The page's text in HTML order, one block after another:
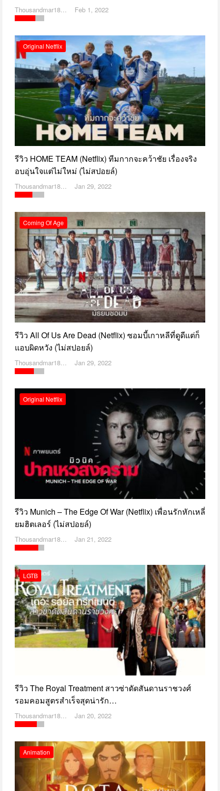
Thousandmar1869 Feb 1, 2022
Original Netflix
รีวิว HOME TEAM (Netflix) ทีมกากจะคว้าชัย เรื่องจริง
อบอุ่นใจแต่ไม่ใหม่ (ไม่สปอยล์)
Thousandmar1869 Jan 29, 2022
Coming Of Age
รีวิว All Of Us Are Dead (Netflix) ซอมบี้เกาหลีที่ดูดีแต่ก็
แอบผิดหวัง (ไม่สปอยล์)
Thousandmar1869 Jan 29, 2022
Original Netflix
รีวิว Munich – The Edge Of War (Netflix) เพื่อนรักหักเหลี่
ยมฮิตเลอร์ (ไม่สปอยล์)
Thousandmar1869 Jan 21, 2022
LGTB
รีวิว The Royal Treatment สาวซ่าดัดสันดานราชวงศ์
รอมคอมสูตรสำเร็จสุดน่ารัก…
Thousandmar1869 Jan 20, 2022
Animation